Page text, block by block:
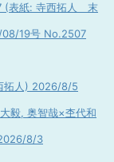
(表紙: 寺西拓人 末
19号 No.2507
拓人) 2026/8/5
毅, 奥智哉×杢代和
8/3